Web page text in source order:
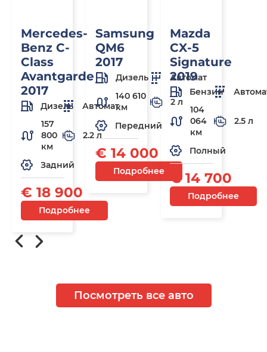
Mercedes-
Benz C-
Class
Avantgarde
2017
Дизель
Автомат
157
800
км
2.2 л
Задний
€ 18 900
Подробнее
Samsung
QM6
2017
Дизель
Автомат
140 610
км
2 л
Передний
€ 14 000
Подробнее
Mazda
CX-5
Signature
2019
Бензин
104
064
км
2.5 л
Полный
€ 14 700
Подробнее
Посмотреть все авто